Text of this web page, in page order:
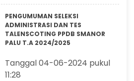
PENGUMUMAN SELEKSI
ADMINISTRASI DAN TES
TALENSCOTING PPDB SMANOR
PALU T.A 2024/2025
Tanggal 04-06-2024 pukul
11:28